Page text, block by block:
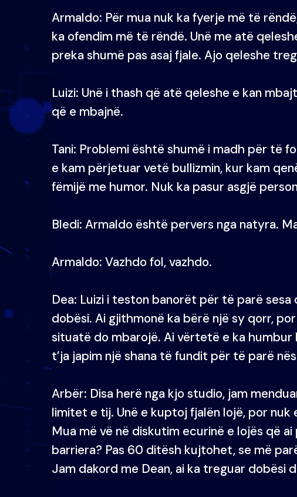
Armaldo: Për mua nuk ka fyerje më të
ka ofendim më të rëndë. Unë me atë
preka shumë pas asaj fjale. Ajo qeleshe
Luizi: Unë i thash që atë qeleshe e kan
që e mbajnë.
Tani: Problemi është shumë i madh për të
e kam përjetuar vetë bullizmin, kur kam
fëmijë me humor. Nuk ka pasur asgjë
Bledi: Armaldo është pervers nga natyra.
Armaldo: Vazhdo fol, vazhdo.
Dea: Luizi i teston banorët për të parë
dobësi. Ai gjithmonë ka bërë një sy qorr,
situatë do mbarojë. Ai vërtetë e ka humbur
t’ja japim një shana të fundit për të parë
Arbër: Disa herë nga kjo studio, jam
limitet e tij. Unë e kuptoj fjalën lojë, por nuk
Mua më vë në diskutim ecurinë e lojës që
barriera? Pas 60 ditësh kujtohet, se më
Jam dakord me Dean, ai ka treguar dobësi